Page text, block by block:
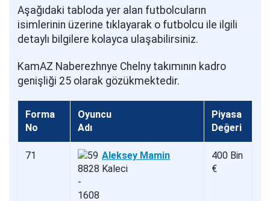
Aşağıdaki tabloda yer alan futbolcuların
isimlerinin üzerine tıklayarak o futbolcu ile ilgili
detaylı bilgilere kolayca ulaşabilirsiniz.
KamAZ Naberezhnye Chelny takımının kadro
genişliği 25 olarak gözükmektedir.
Forma
No
Oyuncu
Adı
Piyasa
Değeri
71
Aleksey Mamin
Kaleci
400 Bin
€